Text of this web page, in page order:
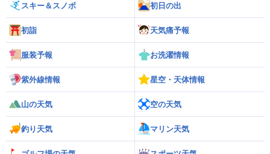
スキー＆スノボ 初日の出
初詣 天気痛予報
服装予報 お洗濯情報
紫外線情報 星空・天体情報
山の天気 空の天気
釣り天気 マリン天気